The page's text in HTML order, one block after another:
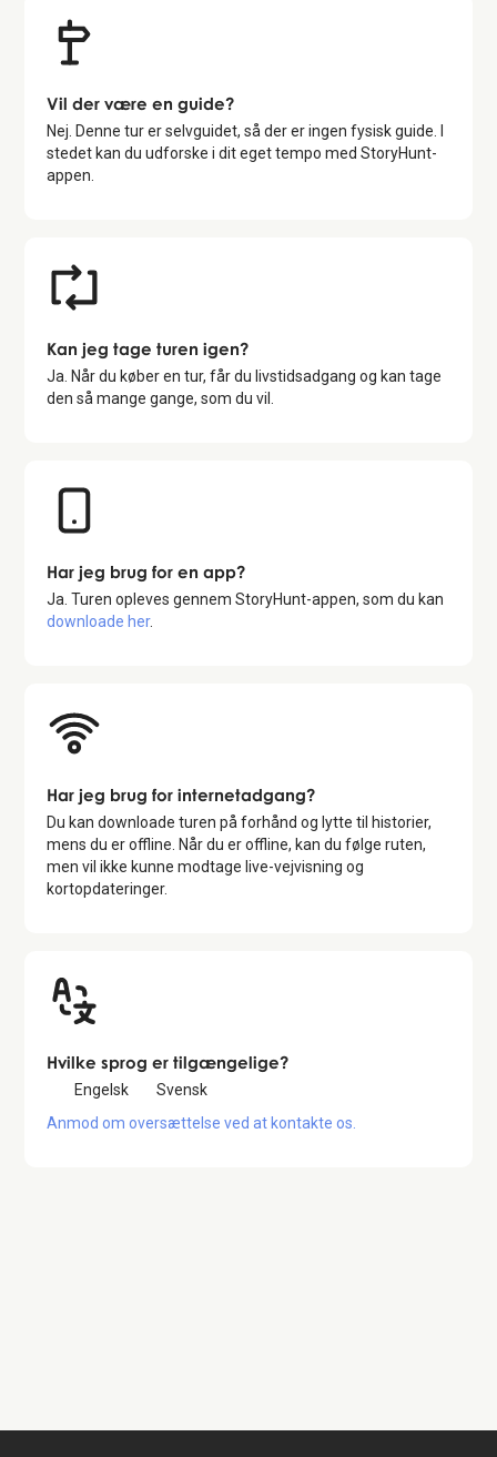
Vil der være en guide?
Nej. Denne tur er selvguidet, så der er ingen fysisk guide. I
stedet kan du udforske i dit eget tempo med StoryHunt-
appen.
Kan jeg tage turen igen?
Ja. Når du køber en tur, får du livstidsadgang og kan tage
den så mange gange, som du vil.
Har jeg brug for en app?
Ja. Turen opleves gennem StoryHunt-appen, som du kan
downloade her.
Har jeg brug for internetadgang?
Du kan downloade turen på forhånd og lytte til historier,
mens du er offline. Når du er offline, kan du følge ruten,
men vil ikke kunne modtage live-vejvisning og
kortopdateringer.
Hvilke sprog er tilgængelige?
Engelsk
Svensk
Anmod om oversættelse ved at kontakte os.